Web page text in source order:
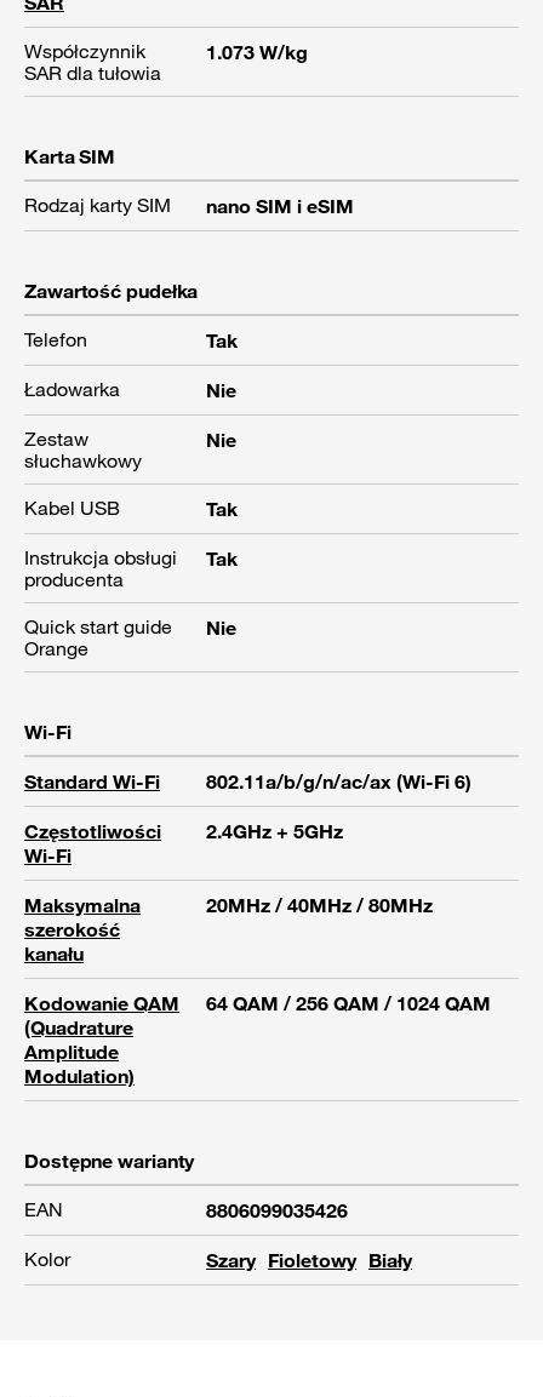
Współczynnik
SAR dla tułowia
1.073 W/kg
Karta SIM
Rodzaj karty SIM
nano SIM i eSIM
Zawartość pudełka
Telefon
Tak
Ładowarka
Nie
Zestaw
słuchawkowy
Nie
Kabel USB
Tak
Instrukcja obsługi
producenta
Tak
Quick start guide
Orange
Nie
Wi-Fi
Standard Wi-Fi 802.11a/b/g/n/ac/ax (Wi-Fi 6)
Częstotliwości
Wi-Fi
2.4GHz + 5GHz
Maksymalna
szerokość
kanału
20MHz / 40MHz / 80MHz
Kodowanie QAM
(Quadrature
Amplitude
Modulation)
64 QAM / 256 QAM / 1024 QAM
Dostępne warianty
EAN
8806099035426
Kolor
Szary Fioletowy Biały